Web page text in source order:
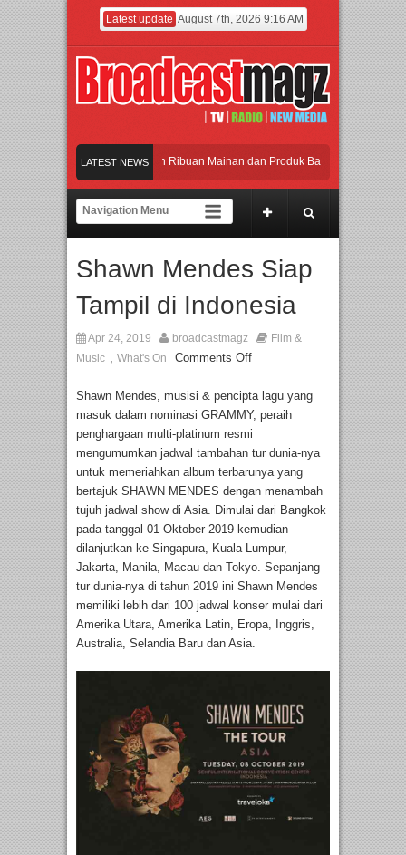
Latest update August 7th, 2026 9:16 AM
LATEST NEWS
Jakarta dengan Ribuan Mainan dan Produk Bayi dari Seluruh Dunia,
Gerbang Inovasi dan Peluang Bisnis Industri Gifts dan Housewares Asia
Perpaduan Warisan Dan Semangat Lokal, BIRKENSTOCK INDONESIA
Jakarta dengan Ribuan Mainan dan Produk Bayi dari Seluruh Dunia,
Shawn Mendes Siap
Tampil di Indonesia
Apr 24, 2019 broadcastmagz
Film &
Music , What's On Comments Off
Shawn Mendes, musisi & pencipta lagu yang
masuk dalam nominasi GRAMMY, peraih
penghargaan multi-platinum resmi
mengumumkan jadwal tambahan tur dunia-nya
untuk memeriahkan album terbarunya yang
bertajuk SHAWN MENDES dengan menambah
tujuh jadwal show di Asia. Dimulai dari Bangkok
pada tanggal 01 Oktober 2019 kemudian
dilanjutkan ke Singapura, Kuala Lumpur,
Jakarta, Manila, Macau dan Tokyo. Sepanjang
tur dunia-nya di tahun 2019 ini Shawn Mendes
memiliki lebih dari 100 jadwal konser mulai dari
Amerika Utara, Amerika Latin, Eropa, Inggris,
Australia, Selandia Baru dan Asia.